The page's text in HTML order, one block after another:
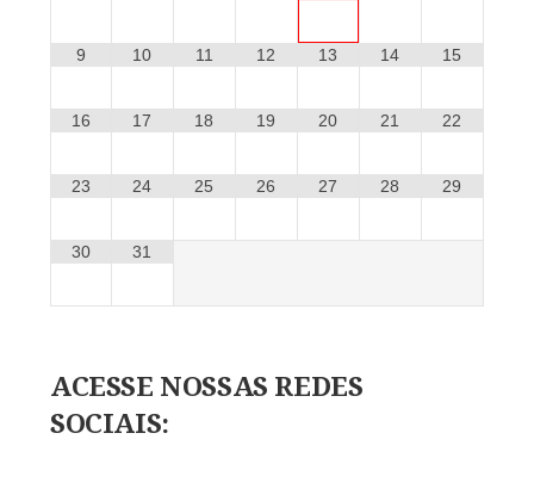
9 10 11 12 13 14 15
16 17 18 19 20 21 22
23 24 25 26 27 28 29
30 31
ACESSE NOSSAS REDES
SOCIAIS: